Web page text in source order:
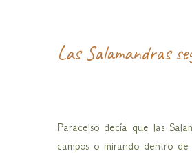
Las Salamandras
Paracelso decía que las
campos o mirando dentro